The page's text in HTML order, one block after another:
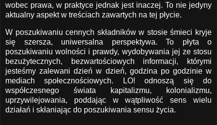
wobec prawa, w praktyce jednak jest inaczej. To nie jedyny
aktualny aspekt w treściach zawartych na tej płycie.
W poszukiwaniu cennych składników w stosie śmieci kryje
się szersza, uniwersalna perspektywa. To płyta o
poszukiwaniu wolności i prawdy, wydobywania jej ze stosu
bezużytecznych, bezwartościowych informacji, którymi
jesteśmy zalewani dzień w dzień, godzina po godzinie w
mediach społecznościowych. LO! odnoszą się do
współczesnego świata kapitalizmu, kolonializmu,
uprzywilejowania, poddając w wątpliwość sens wielu
działań i skłaniając do poszukiwania sensu życia.